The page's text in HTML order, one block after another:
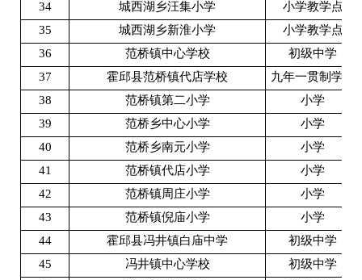
34
城西湖乡汪集小学
小学教学点
35
城西湖乡新淮小学
小学教学点
36
范桥镇中心学校
初级中学
37
霍邱县范桥镇代店学校
九年一贯制学校
38
范桥镇第二小学
小学
39
范桥乡中心小学
小学
40
范桥乡南元小学
小学
41
范桥镇代店小学
小学
42
范桥镇周庄小学
小学
43
范桥镇倪庙小学
小学
44
霍邱县冯井镇白庙中学
初级中学
45
冯井镇中心学校
初级中学